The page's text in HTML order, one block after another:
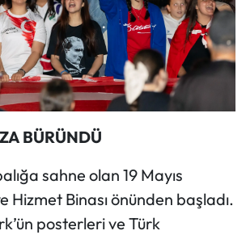
BÜRÜNDÜ
sahne olan 19 Mayıs
Hizmet Binası önünden başladı.
posterleri ve Türk